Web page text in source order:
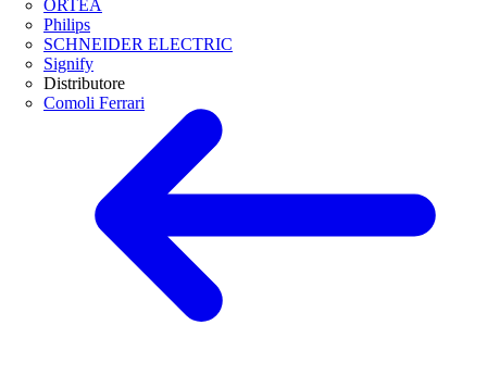
ORTEA
Philips
SCHNEIDER ELECTRIC
Signify
Distributore
Comoli Ferrari